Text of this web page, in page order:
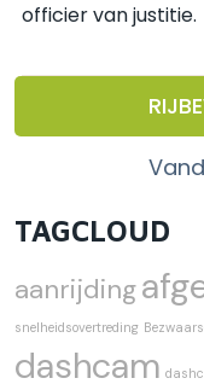
officier van justitie.
TAGCLOUD
aanrijding
snelheidsovertreding
dashcam